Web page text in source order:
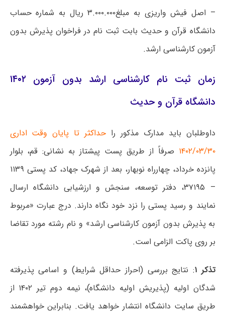
– اصل فیش واریزی به مبلغ۳.۰۰۰.۰۰۰ ریال به شماره حساب
دانشگاه قرآن و حدیث بابت ثبت نام در فراخوان پذیرش بدون
آزمون کارشناسی ارشد.
زمان ثبت نام کارشناسی ارشد بدون آزمون ۱۴۰۲
دانشگاه قرآن و حدیث
داوطلبان باید مدارک مذکور را حداکثر تا پایان وقت اداری
۱۴۰۲/۰۳/۳۰ صرفاً از طریق پست پیشتاز به نشانی: قم، بلوار
پانزده خرداد، چهارراه نوبهار، بعد از شهرک جهاد، کد پستی ۱۱۳۹
– ۳۷۱۹۵، دفتر توسعه، سنجش و ارزشیابی دانشگاه ارسال
نمایند و رسید پستی را نزد خود نگاه دارند. درج عبارت «مربوط
به پذیرش بدون آزمون کارشناسی ارشد» و نام رشته مورد تقاضا
بر روی پاکت الزامی است.
تذکر ۱ : نتایج بررسی (احراز حداقل شرایط) و اسامی پذیرفته
شدگان اولیه (پذیریش اولیه دانشگاه)، نیمه دوم تیر ۱۴۰۲ از
طریق سایت دانشگاه انتشار خواهد یافت. بنابراین خواهشمند